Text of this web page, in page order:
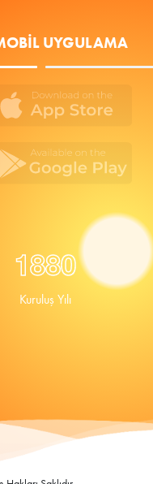
UYGULAMA
1880
Kuruluş Yılı